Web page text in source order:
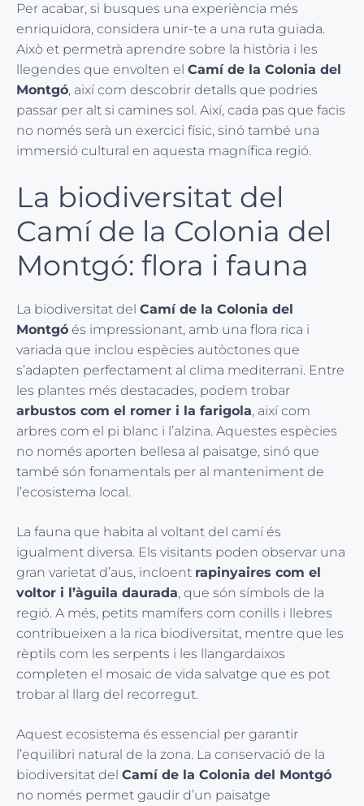
Per acabar, si busques una experiència més
enriquidora, considera unir-te a una ruta guiada.
Això et permetrà aprendre sobre la història i les
llegendes que envolten el Camí de la Colonia del
Montgó, així com descobrir detalls que podries
passar per alt si camines sol. Així, cada pas que facis
no només serà un exercici físic, sinó també una
immersió cultural en aquesta magnífica regió.
La biodiversitat del
Camí de la Colonia del
Montgó: flora i fauna
La biodiversitat del Camí de la Colonia del
Montgó és impressionant, amb una flora rica i
variada que inclou espècies autòctones que
s’adapten perfectament al clima mediterrani. Entre
les plantes més destacades, podem trobar
arbustos com el romer i la farigola, així com
arbres com el pi blanc i l’alzina. Aquestes espècies
no només aporten bellesa al paisatge, sinó que
també són fonamentals per al manteniment de
l’ecosistema local.
La fauna que habita al voltant del camí és
igualment diversa. Els visitants poden observar una
gran varietat d’aus, incloent rapinyaires com el
voltor i l’àguila daurada, que són símbols de la
regió. A més, petits mamífers com conills i llebres
contribueixen a la rica biodiversitat, mentre que les
rèptils com les serpents i les llangardaixos
completen el mosaic de vida salvatge que es pot
trobar al llarg del recorregut.
Aquest ecosistema és essencial per garantir
l’equilibri natural de la zona. La conservació de la
biodiversitat del Camí de la Colonia del Montgó
no només permet gaudir d’un paisatge